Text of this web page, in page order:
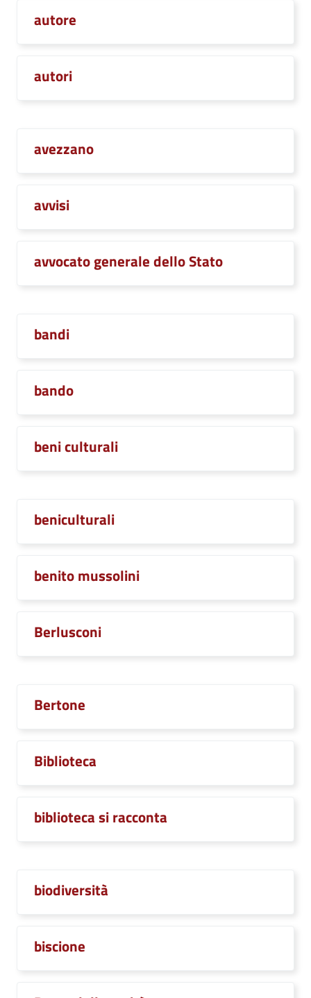
autore
autori
avezzano
avvisi
avvocato generale dello Stato
bandi
bando
beni culturali
beniculturali
benito mussolini
Berlusconi
Bertone
Biblioteca
biblioteca si racconta
biodiversità
biscione